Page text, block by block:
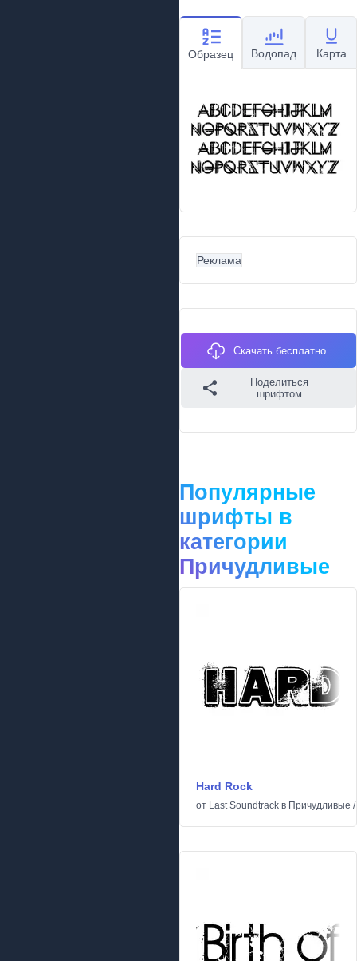
Образец Водопад Карта
Реклама
Скачать бесплатно
Поделиться
шрифтом
Популярные
шрифты в
категории
Причудливые
Hard Rock
от Last Soundtrack в Причудливые /